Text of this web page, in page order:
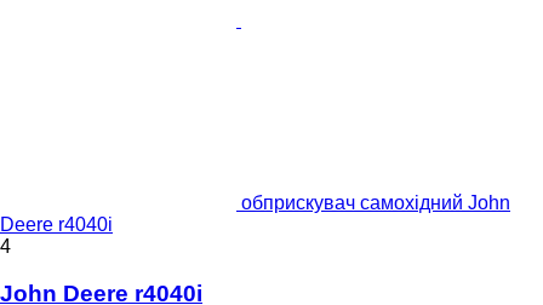
обприскувач самохідний John
Deere r4040i
4
John Deere r4040i